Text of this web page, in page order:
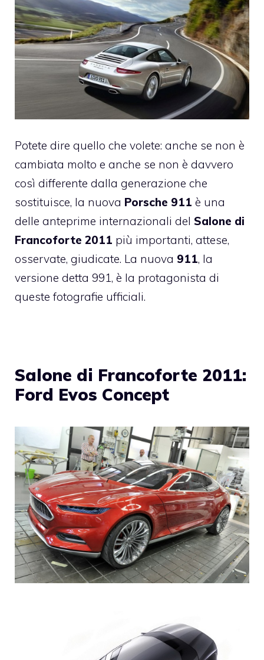
Potete dire quello che volete: anche se non è
cambiata molto e anche se non è davvero
così differente dalla generazione che
sostituisce, la nuova Porsche 911 è una
delle anteprime internazionali del Salone di
Francoforte 2011 più importanti, attese,
osservate, giudicate. La nuova 911, la
versione detta 991, è la protagonista di
queste fotografie ufficiali.
Salone di Francoforte 2011:
Ford Evos Concept